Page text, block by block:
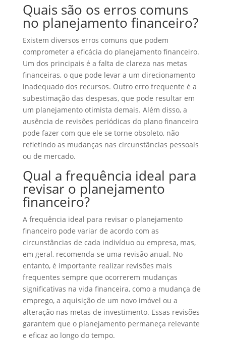
Quais são os erros comuns
no planejamento financeiro?
Existem diversos erros comuns que podem
comprometer a eficácia do planejamento financeiro.
Um dos principais é a falta de clareza nas metas
financeiras, o que pode levar a um direcionamento
inadequado dos recursos. Outro erro frequente é a
subestimação das despesas, que pode resultar em
um planejamento otimista demais. Além disso, a
ausência de revisões periódicas do plano financeiro
pode fazer com que ele se torne obsoleto, não
refletindo as mudanças nas circunstâncias pessoais
ou de mercado.
Qual a frequência ideal para
revisar o planejamento
financeiro?
A frequência ideal para revisar o planejamento
financeiro pode variar de acordo com as
circunstâncias de cada indivíduo ou empresa, mas,
em geral, recomenda-se uma revisão anual. No
entanto, é importante realizar revisões mais
frequentes sempre que ocorrerem mudanças
significativas na vida financeira, como a mudança de
emprego, a aquisição de um novo imóvel ou a
alteração nas metas de investimento. Essas revisões
garantem que o planejamento permaneça relevante
e eficaz ao longo do tempo.